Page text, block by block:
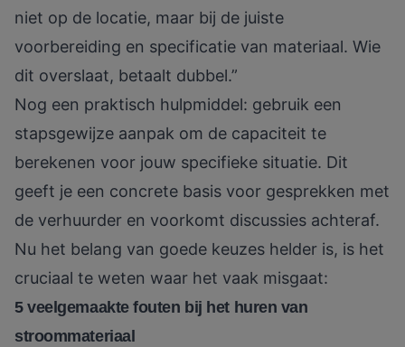
niet op de locatie, maar bij de juiste
voorbereiding en specificatie van materiaal. Wie
dit overslaat, betaalt dubbel.”
Nog een praktisch hulpmiddel: gebruik een
stapsgewijze aanpak om de capaciteit te
berekenen voor jouw specifieke situatie. Dit
geeft je een concrete basis voor gesprekken met
de verhuurder en voorkomt discussies achteraf.
Nu het belang van goede keuzes helder is, is het
cruciaal te weten waar het vaak misgaat:
5 veelgemaakte fouten bij het huren van
stroommateriaal